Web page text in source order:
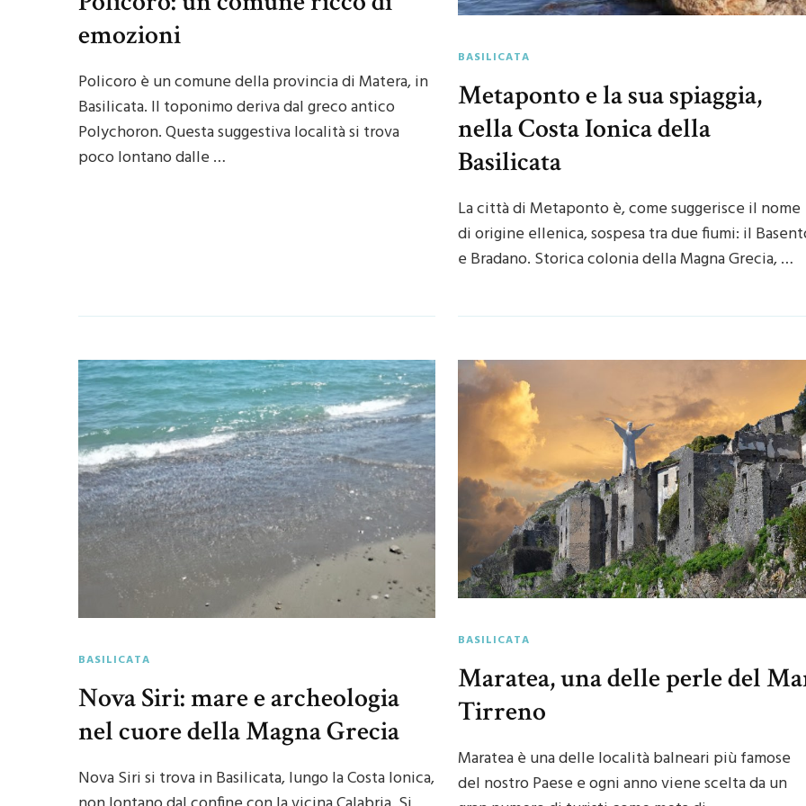
emozioni
Policoro è un comune della provincia di Matera, in
Basilicata. Il toponimo deriva dal greco antico
Polychoron. Questa suggestiva località si trova
poco lontano dalle …
BASILICATA
Metaponto e la sua spiaggia,
nella Costa Ionica della
Basilicata
La città di Metaponto è, come suggerisce il nome
di origine ellenica, sospesa tra due fiumi: il
e Bradano. Storica colonia della Magna Grecia, …
BASILICATA
Nova Siri: mare e archeologia
nel cuore della Magna Grecia
Nova Siri si trova in Basilicata, lungo la Costa Ionica,
BASILICATA
Maratea, una delle perle del
Tirreno
Maratea è una delle località balneari più famose
del nostro Paese e ogni anno viene scelta da un